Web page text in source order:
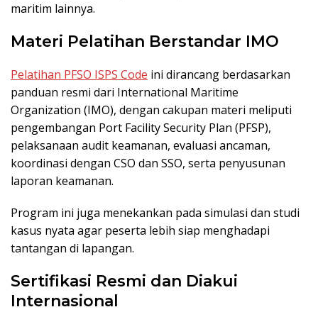
maritim lainnya.
Materi Pelatihan Berstandar IMO
Pelatihan PFSO ISPS Code ini dirancang berdasarkan
panduan resmi dari International Maritime
Organization (IMO), dengan cakupan materi meliputi
pengembangan Port Facility Security Plan (PFSP),
pelaksanaan audit keamanan, evaluasi ancaman,
koordinasi dengan CSO dan SSO, serta penyusunan
laporan keamanan.
Program ini juga menekankan pada simulasi dan studi
kasus nyata agar peserta lebih siap menghadapi
tantangan di lapangan.
Sertifikasi Resmi dan Diakui
Internasional